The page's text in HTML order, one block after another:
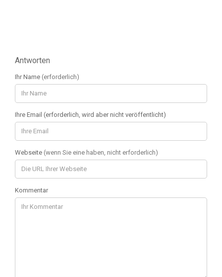
Antworten
Ihr Name (erforderlich)
Ihre Email (erforderlich, wird aber nicht veröffentlicht)
Webseite (wenn Sie eine haben, nicht erforderlich)
Kommentar